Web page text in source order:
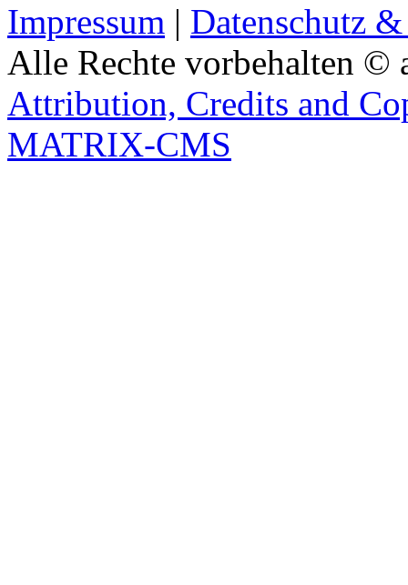
Impressum | Datenschutz
Alle Rechte vorbehalten ©
Attribution, Credits and
MATRIX-CMS